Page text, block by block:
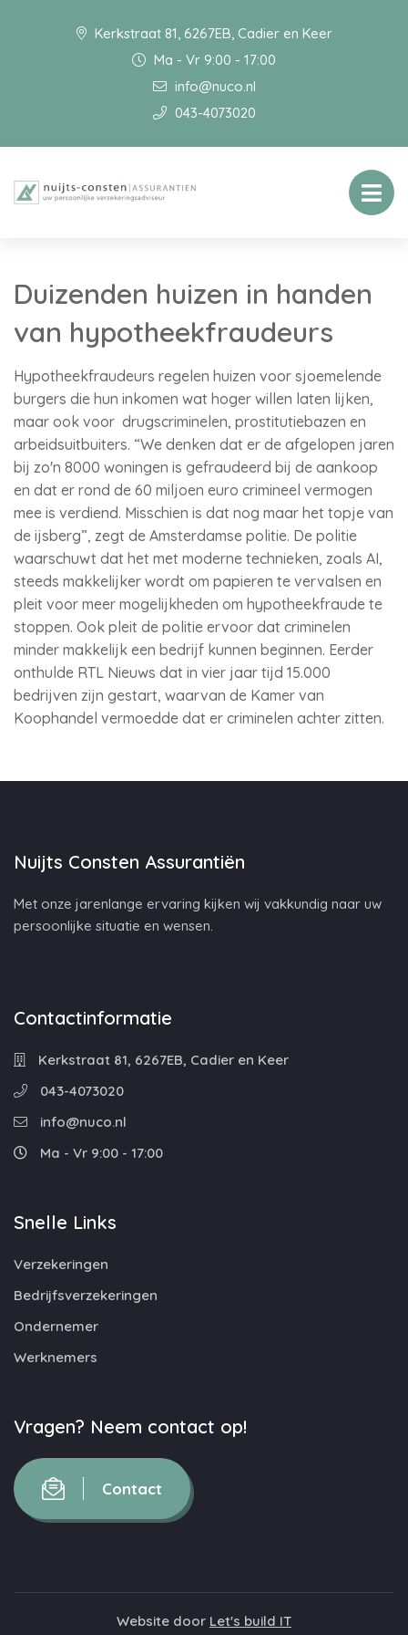
Kerkstraat 81, 6267EB, Cadier en Keer
Ma - Vr 9:00 - 17:00
info@nuco.nl
043-4073020
Duizenden huizen in handen
van hypotheekfraudeurs
Hypotheekfraudeurs regelen huizen voor sjoemelende
burgers die hun inkomen wat hoger willen laten lijken,
maar ook voor drugscriminelen, prostitutiebazen en
arbeidsuitbuiters. “We denken dat er de afgelopen jaren
bij zo'n 8000 woningen is gefraudeerd bij de aankoop
en dat er rond de 60 miljoen euro crimineel vermogen
mee is verdiend. Misschien is dat nog maar het topje van
de ijsberg”, zegt de Amsterdamse politie. De politie
waarschuwt dat het met moderne technieken, zoals AI,
steeds makkelijker wordt om papieren te vervalsen en
pleit voor meer mogelijkheden om hypotheekfraude te
stoppen. Ook pleit de politie ervoor dat criminelen
minder makkelijk een bedrijf kunnen beginnen. Eerder
onthulde RTL Nieuws dat in vier jaar tijd 15.000
bedrijven zijn gestart, waarvan de Kamer van
Koophandel vermoedde dat er criminelen achter zitten.
Nuijts Consten Assurantiën
Met onze jarenlange ervaring kijken wij vakkundig naar uw
persoonlijke situatie en wensen.
Contactinformatie
Kerkstraat 81, 6267EB, Cadier en Keer
043-4073020
info@nuco.nl
Ma - Vr 9:00 - 17:00
Snelle Links
Verzekeringen
Bedrijfsverzekeringen
Ondernemer
Werknemers
Vragen? Neem contact op!
Contact
Website door Let's build IT